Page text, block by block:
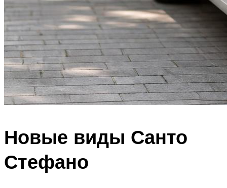
Новые виды Санто
Стефано